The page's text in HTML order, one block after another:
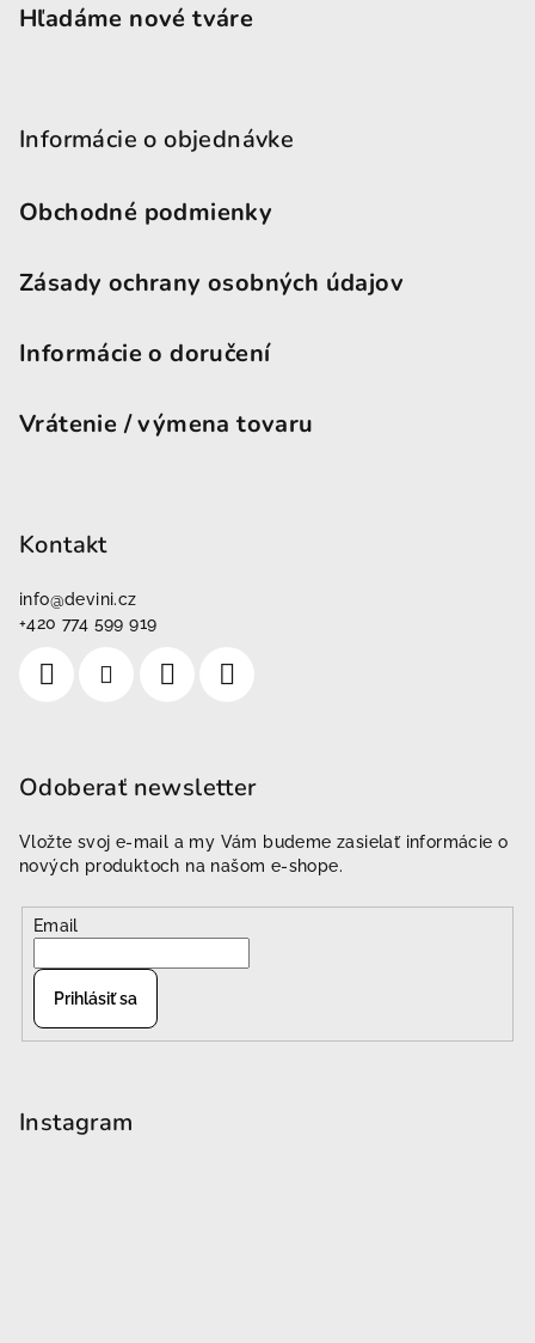
Hľadáme nové tváre
Informácie o objednávke
Obchodné podmienky
Zásady ochrany osobných údajov
Informácie o doručení
Vrátenie / výmena tovaru
Kontakt
info@devini.cz
+420 774 599 919
Odoberať newsletter
Vložte svoj e-mail a my Vám budeme zasielať informácie o
nových produktoch na našom e-shope.
Email
Prihlásiť sa
Instagram